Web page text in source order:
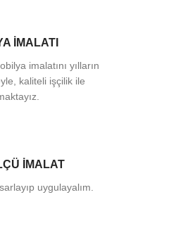
İMALATI
imalatını yılların
kaliteli işçilik ile
İMALAT
uygulayalım.